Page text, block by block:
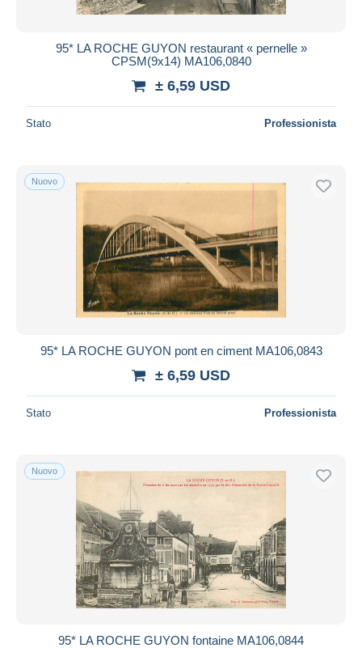
95* LA ROCHE GUYON restaurant « pernelle »
CPSM(9x14) MA106,0840
± 6,59 USD
Stato Professionista
Nuovo
95* LA ROCHE GUYON pont en ciment MA106,0843
± 6,59 USD
Stato Professionista
Nuovo
95* LA ROCHE GUYON fontaine MA106,0844